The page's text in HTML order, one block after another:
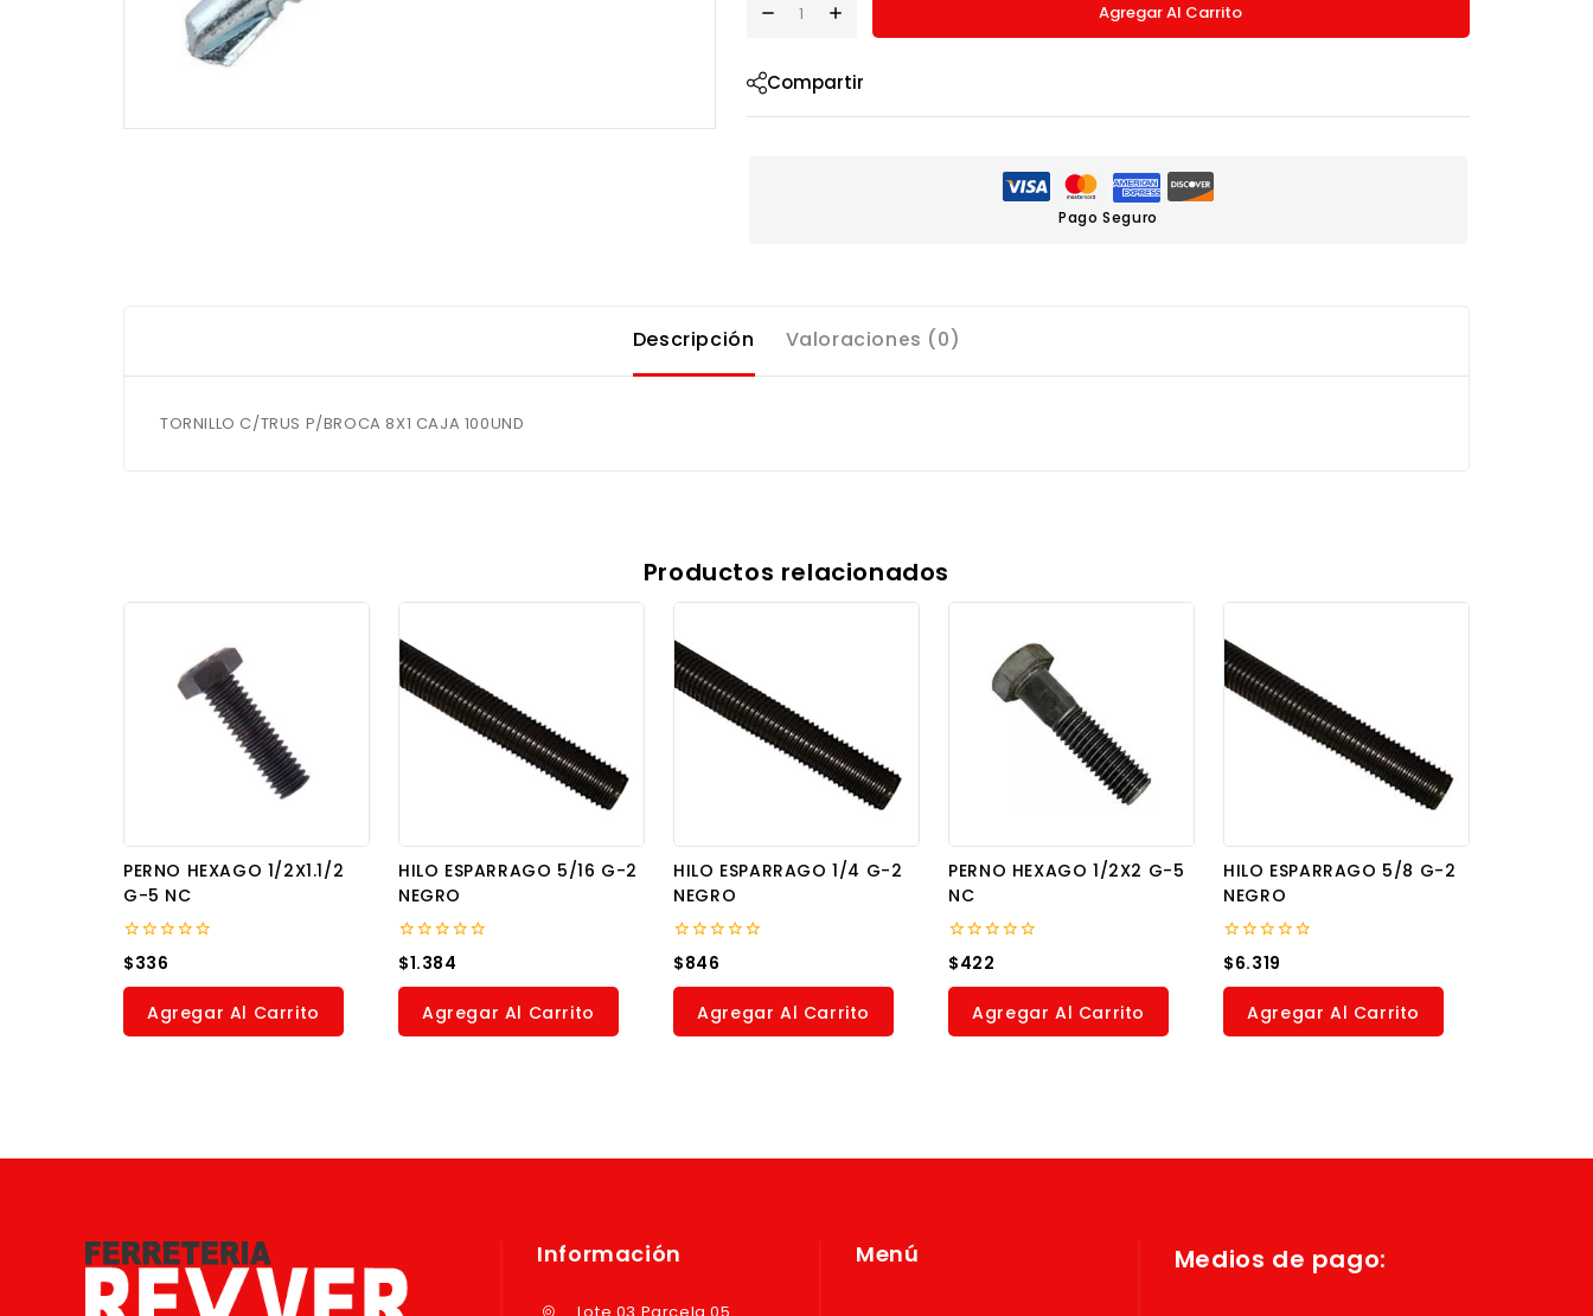
Agregar Al Carrito
Compartir
Pago Seguro
Descripción Valoraciones (0)
TORNILLO C/TRUS P/BROCA 8X1 CAJA 100UND
Productos relacionados
PERNO HEXAGO 1/2X1.1/2
G-5 NC
0
out
of
$336
Agregar Al Carrito
HILO ESPARRAGO 5/16 G-2
NEGRO
0
out
of
$1.384
Agregar Al Carrito
HILO ESPARRAGO 1/4 G-2
NEGRO
0
out
of
$846
Agregar Al Carrito
PERNO HEXAGO 1/2X2 G-5
NC
0
out
of
$422
Agregar Al Carrito
HILO ESPARRAGO 5/8 G-2
NEGRO
0
out
of
$6.319
Agregar Al Carrito
Información Menú Medios de pago: